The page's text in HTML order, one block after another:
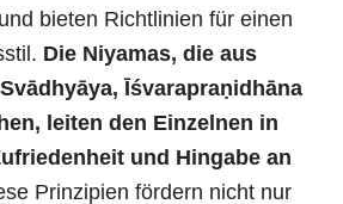
bieten Richtlinien für einen
Die Niyamas, die aus
Īśvarapraṇidhāna
leiten den Einzelnen in
und Hingabe an
Prinzipien fördern nicht nur